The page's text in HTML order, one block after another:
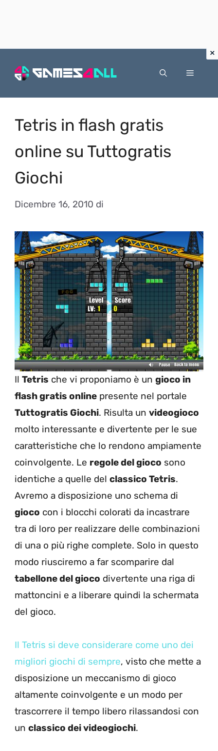
Menu
Tetris in flash gratis
online su Tuttogratis
Giochi
Dicembre 16, 2010 di
Il Tetris che vi proponiamo è un gioco in
flash gratis online presente nel portale
Tuttogratis Giochi. Risulta un videogioco
molto interessante e divertente per le sue
caratteristiche che lo rendono ampiamente
coinvolgente. Le regole del gioco sono
identiche a quelle del classico Tetris.
Avremo a disposizione uno schema di
gioco con i blocchi colorati da incastrare
tra di loro per realizzare delle combinazioni
di una o più righe complete. Solo in questo
modo riusciremo a far scomparire dal
tabellone del gioco divertente una riga di
mattoncini e a liberare quindi la schermata
del gioco.
Il Tetris si deve considerare come uno dei
migliori giochi di sempre, visto che mette a
disposizione un meccanismo di gioco
altamente coinvolgente e un modo per
trascorrere il tempo libero rilassandosi con
un classico dei videogiochi.